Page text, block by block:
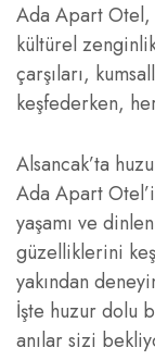
Ada Apart Otel,
kültürel
çarşıları,
keşfederken,
Alsancak’ta
Ada Apart
yaşamı ve
güzelliklerini
yakından
İşte huzur dolu
anılar sizi